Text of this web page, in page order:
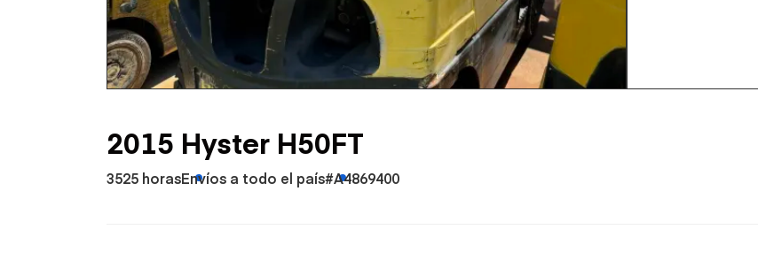
Petróleo y gas
Excavadoras
Motoniveladoras
Minicargadoras
Omitir cargadores
Remolques de
plataforma
Remolques de troncos
2015 Hyster H50FT
3525 horasEnvíos a todo el país#A4869400